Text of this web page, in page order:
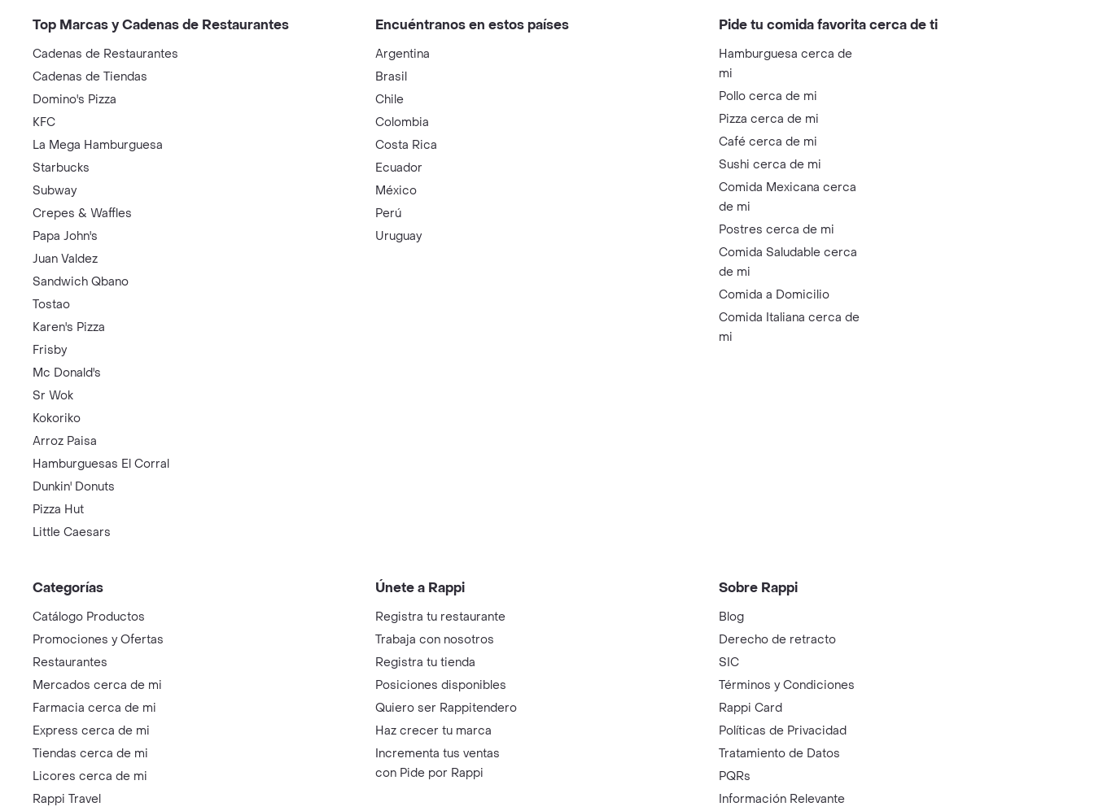
Top Marcas y Cadenas de Restaurantes
Cadenas de Restaurantes
Cadenas de Tiendas
Domino's Pizza
KFC
La Mega Hamburguesa
Starbucks
Subway
Crepes & Waffles
Papa John's
Juan Valdez
Sandwich Qbano
Tostao
Karen's Pizza
Frisby
Mc Donald's
Sr Wok
Kokoriko
Arroz Paisa
Hamburguesas El Corral
Dunkin' Donuts
Pizza Hut
Little Caesars
Encuéntranos en estos países
Argentina
Brasil
Chile
Colombia
Costa Rica
Ecuador
México
Perú
Uruguay
Pide tu comida favorita cerca de ti
Hamburguesa cerca de
mi
Pollo cerca de mi
Pizza cerca de mi
Café cerca de mi
Sushi cerca de mi
Comida Mexicana cerca
de mi
Postres cerca de mi
Comida Saludable cerca
de mi
Comida a Domicilio
Comida Italiana cerca de
mi
Categorías
Catálogo Productos
Promociones y Ofertas
Restaurantes
Mercados cerca de mi
Farmacia cerca de mi
Express cerca de mi
Tiendas cerca de mi
Licores cerca de mi
Rappi Travel
Únete a Rappi
Registra tu restaurante
Trabaja con nosotros
Registra tu tienda
Posiciones disponibles
Quiero ser Rappitendero
Haz crecer tu marca
Incrementa tus ventas
con Pide por Rappi
Sobre Rappi
Blog
Derecho de retracto
SIC
Términos y Condiciones
Rappi Card
Políticas de Privacidad
Tratamiento de Datos
PQRs
Información Relevante